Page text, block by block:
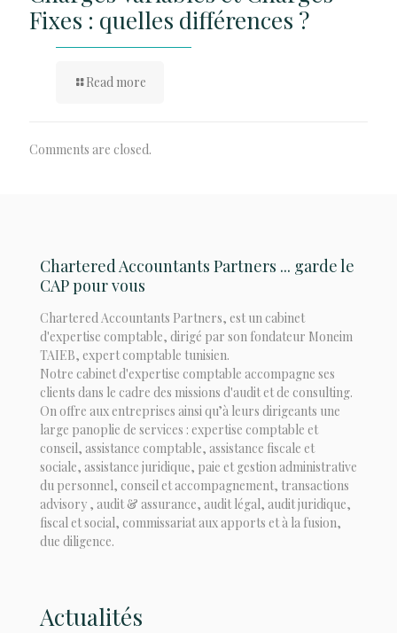
Fixes : quelles différences ?
Read more
Comments are closed.
Chartered Accountants Partners ... garde le
CAP pour vous
Chartered Accountants Partners, est un cabinet
d'expertise comptable, dirigé par son fondateur Moneim
TAIEB, expert comptable tunisien.
Notre cabinet d'expertise comptable accompagne ses
clients dans le cadre des missions d'audit et de consulting.
On offre aux entreprises ainsi qu’à leurs dirigeants une
large panoplie de services : expertise comptable et
conseil, assistance comptable, assistance fiscale et
sociale, assistance juridique, paie et gestion administrative
du personnel, conseil et accompagnement, transactions
advisory , audit & assurance, audit légal, audit juridique,
fiscal et social, commissariat aux apports et à la fusion,
due diligence.
Actualités